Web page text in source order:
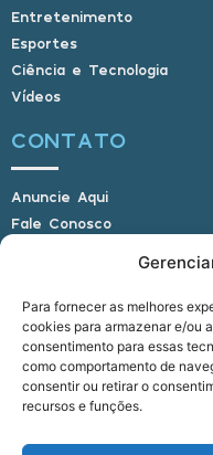
Para fornecer as melhores
cookies para armazenar e/ou
consentimento para essas
como comportamento de
consentir ou retirar o
recursos e funções.
Entretenimento
Esportes
Ciência e Tecnologia
Vídeos
CONTATO
Anuncie Aqui
Fale Conosco
E-mail:
Telefone: (82) 9
Responsável
Rua do Sau -